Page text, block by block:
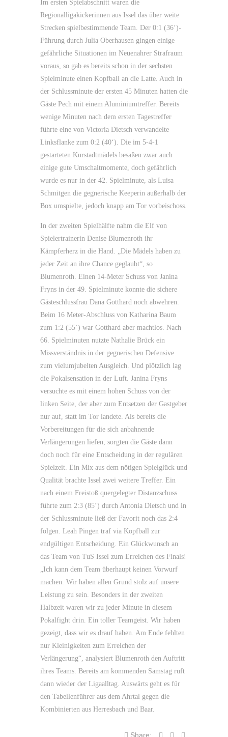
Im ersten Spielabschnitt waren die
Regionalligakickerinnen aus Issel das über weite
Strecken spielbestimmende Team. Der 0:1 (36‘)-
Führung durch Julia Oberhausen gingen einige
gefährliche Situationen im Neuenahrer Strafraum
voraus, so gab es bereits schon in der sechsten
Spielminute einen Kopfball an die Latte. Auch in
der Schlussminute der ersten 45 Minuten hatten die
Gäste Pech mit einem Aluminiumtreffer. Bereits
wenige Minuten nach dem ersten Tagestreffer
führte eine von Victoria Dietsch verwandelte
Linksflanke zum 0:2 (40‘). Die im 5-4-1
gestarteten Kurstadtmädels besaßen zwar auch
einige gute Umschaltmomente, doch gefährlich
wurde es nur in der 42. Spielminute, als Luisa
Schmitgen die gegnerische Keeperin außerhalb der
Box umspielte, jedoch knapp am Tor vorbeischoss.
In der zweiten Spielhälfte nahm die Elf von
Spielertrainerin Denise Blumenroth ihr
Kämpferherz in die Hand. „Die Mädels haben zu
jeder Zeit an ihre Chance geglaubt“, so
Blumenroth. Einen 14-Meter Schuss von Janina
Fryns in der 49. Spielminute konnte die sichere
Gästeschlussfrau Dana Gotthard noch abwehren.
Beim 16 Meter-Abschluss von Katharina Baum
zum 1:2 (55‘) war Gotthard aber machtlos. Nach
66. Spielminuten nutzte Nathalie Brück ein
Missverständnis in der gegnerischen Defensive
zum vielumjubelten Ausgleich. Und plötzlich lag
die Pokalsensation in der Luft. Janina Fryns
versuchte es mit einem hohen Schuss von der
linken Seite, der aber zum Entsetzen der Gastgeber
nur auf, statt im Tor landete. Als bereits die
Vorbereitungen für die sich anbahnende
Verlängerungen liefen, sorgten die Gäste dann
doch noch für eine Entscheidung in der regulären
Spielzeit. Ein Mix aus dem nötigen Spielglück und
Qualität brachte Issel zwei weitere Treffer. Ein
nach einem Freistoß quergelegter Distanzschuss
führte zum 2:3 (85‘) durch Antonia Dietsch und in
der Schlussminute ließ der Favorit noch das 2:4
folgen. Leah Pingen traf via Kopfball zur
endgültigen Entscheidung. Ein Glückwunsch an
das Team von TuS Issel zum Erreichen des Finals!
„Ich kann dem Team überhaupt keinen Vorwurf
machen. Wir haben allen Grund stolz auf unsere
Leistung zu sein. Besonders in der zweiten
Halbzeit waren wir zu jeder Minute in diesem
Pokalfight drin. Ein toller Teamgeist. Wir haben
gezeigt, dass wir es drauf haben. Am Ende fehlten
nur Kleinigkeiten zum Erreichen der
Verlängerung“, analysiert Blumenroth den Auftritt
ihres Teams. Bereits am kommenden Samstag ruft
dann wieder der Ligaalltag. Auswärts geht es für
den Tabellenführer aus dem Ahrtal gegen die
Kombinierten aus Herresbach und Baar.
Share: